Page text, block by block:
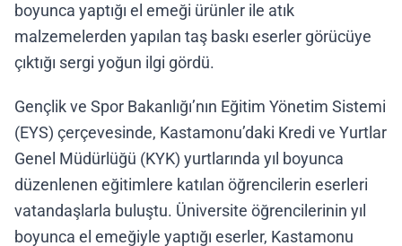
boyunca yaptığı el emeği ürünler ile atık
malzemelerden yapılan taş baskı eserler görücüye
çıktığı sergi yoğun ilgi gördü.
Gençlik ve Spor Bakanlığı’nın Eğitim Yönetim Sistemi
(EYS) çerçevesinde, Kastamonu’daki Kredi ve Yurtlar
Genel Müdürlüğü (KYK) yurtlarında yıl boyunca
düzenlenen eğitimlere katılan öğrencilerin eserleri
vatandaşlarla buluştu. Üniversite öğrencilerinin yıl
boyunca el emeğiyle yaptığı eserler, Kastamonu